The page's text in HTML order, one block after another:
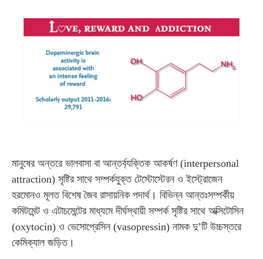
মানুষের অন্তরে ভালবাসা বা আন্তর্ব্যক্তিক আকর্ষণ (interpersonal
attraction) সৃষ্টির সাথে সম্পর্কযুক্ত টেস্টোস্টেরন ও ইস্ট্রোজেন
হরমোনও মূলত বিশেষ জৈব রাসায়নিক পদার্থ। বিভিন্ন আন্তঃসম্পর্কীয়
কমিটমেন্ট ও এটাচমেন্টের মাধ্যমে দীর্ঘস্থায়ী সম্পর্ক সৃষ্টির সাথে অক্সিটোসিন
(oxytocin) ও ভেসোপ্রেসিন (vasopressin) নামক দু’টি উচ্চস্তরে
কেমিক্যাল জড়িত।